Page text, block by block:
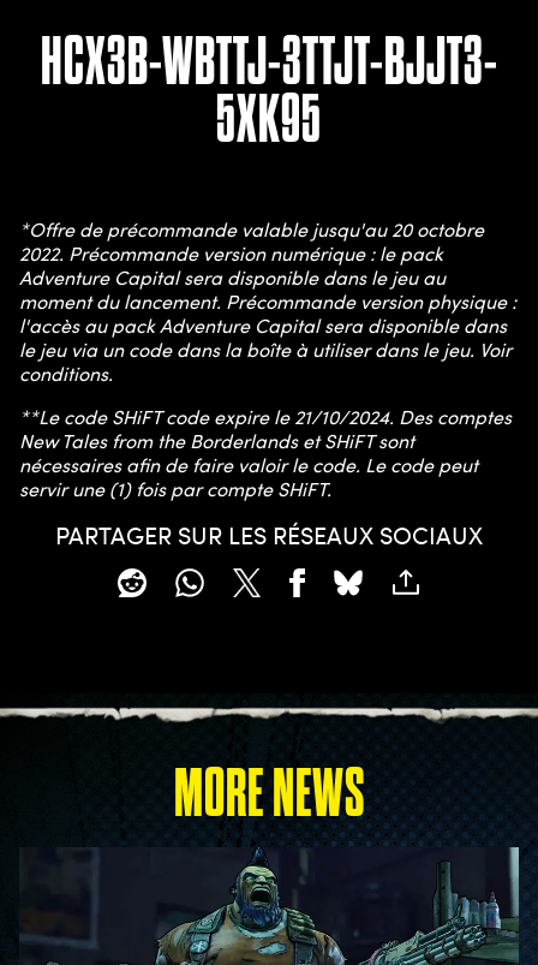
HCX3B-WBTTJ-3TTJT-BJJT3-
5XK95
*Offre de précommande valable jusqu'au 20 octobre
2022. Précommande version numérique : le pack
Adventure Capital sera disponible dans le jeu au
moment du lancement. Précommande version physique :
l'accès au pack Adventure Capital sera disponible dans
le jeu via un code dans la boîte à utiliser dans le jeu. Voir
conditions.
**Le code SHiFT code expire le 21/10/2024. Des comptes
New Tales from the Borderlands et SHiFT sont
nécessaires afin de faire valoir le code. Le code peut
servir une (1) fois par compte SHiFT.
PARTAGER SUR LES RÉSEAUX SOCIAUX
MORE NEWS